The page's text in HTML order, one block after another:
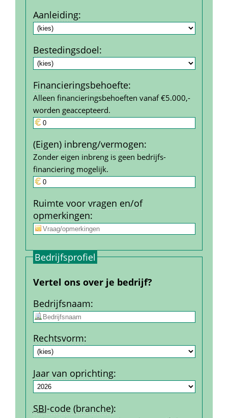
Aanleiding:
Bestedings­doel:
Financierings­behoefte:
Alleen financieringsbehoeften vanaf €5.000,-
worden geaccepteerd.
(Eigen) inbreng/vermogen:
Zonder eigen inbreng is geen bedrijfs­
financiering mogelijk.
Ruimte voor vragen en/of
opmerkingen:
Bedrijfs­profiel
Vertel ons over je bedrijf?
Bedrijfs­naam:
Rechtsvorm:
Jaar van oprichting:
SBI-code (branche):